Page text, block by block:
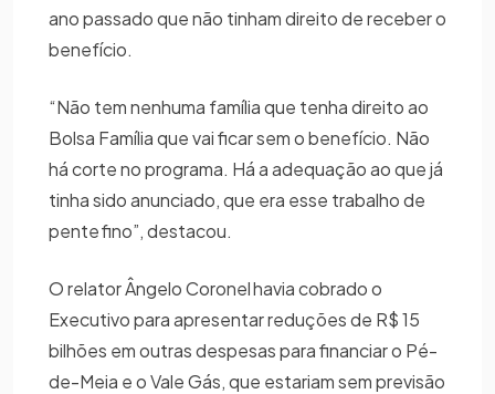
ano passado que não tinham direito de receber o
benefício.
“Não tem nenhuma família que tenha direito ao
Bolsa Família que vai ficar sem o benefício. Não
há corte no programa. Há a adequação ao que já
tinha sido anunciado, que era esse trabalho de
pente fino”, destacou.
O relator Ângelo Coronel havia cobrado o
Executivo para apresentar reduções de R$ 15
bilhões em outras despesas para financiar o Pé-
de-Meia e o Vale Gás, que estariam sem previsão